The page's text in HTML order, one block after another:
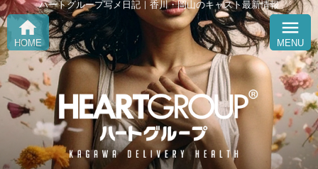
ハートグループ写メ日記｜香川・岡山のキャスト最新情報
home
HOME
menu
MENU